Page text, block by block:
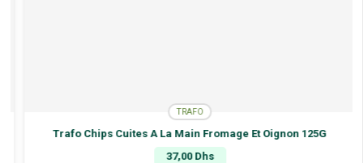
TRAFO
Trafo Chips Cuites A La Main Fromage Et Oignon 125G
37,00Dhs